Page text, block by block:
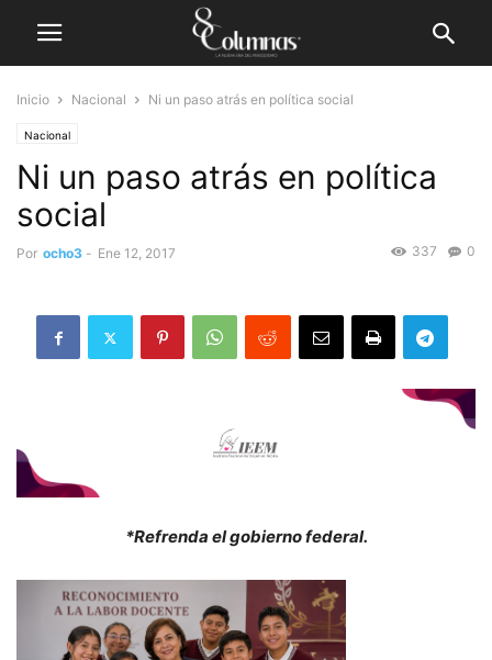
Inicio Nacional Ni un paso atrás en política social
Nacional
Ni un paso atrás en política
social
Por ocho3 - Ene 12, 2017 0
337
*Refrenda el gobierno federal.